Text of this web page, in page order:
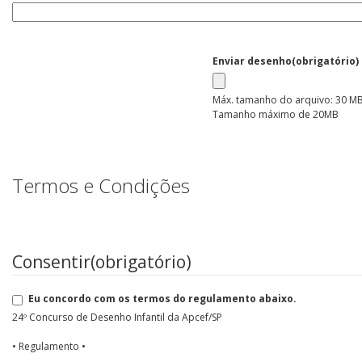
Enviar desenho(obrigatório)
Máx. tamanho do arquivo: 30
Tamanho máximo de 20MB
Termos e Condições
Consentir(obrigatório)
Eu concordo com os termos do regulamento abaixo.
24º Concurso de Desenho Infantil da Apcef/SP
• Regulamento •